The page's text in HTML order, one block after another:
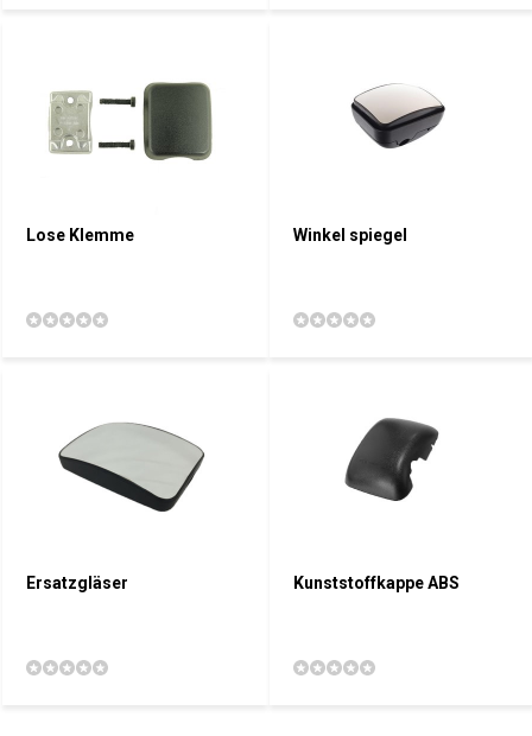
Lose Klemme Winkel spiegel
Ersatzgläser Kunststoffkappe ABS